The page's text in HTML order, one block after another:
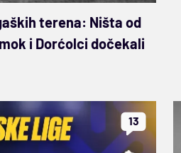
terena: Ništa od
i Dorćolci dočekali
13